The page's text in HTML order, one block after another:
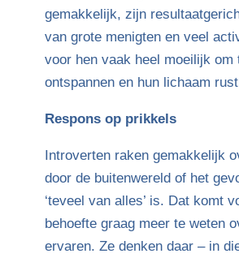
gemakkelijk, zijn
van grote menigten en veel
voor hen vaak heel moeilijk om
ontspannen en hun lichaam
Respons op prikkels
Introverten raken gemakkelijk
door de buitenwereld of het
‘teveel van alles’ is. Dat komt
behoefte graag meer te weten
ervaren. Ze denken daar – in